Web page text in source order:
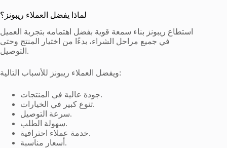
لماذا يفضل العملاء ريبونز؟
استطاع ريبونز بناء سمعة قوية بفضل اهتمامه بتجربة العميل
في جميع مراحل الشراء، بدءًا من اختيار المنتج وحتى
التوصيل.
ويفضل العملاء ريبونز للأسباب التالية:
جودة عالية في المنتجات.
تنوع كبير في الخيارات.
سرعة التوصيل.
سهولة الطلب.
خدمة عملاء احترافية.
أسعار مناسبة.